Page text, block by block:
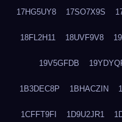
17HG5UY8 17SO7X9S
18FL2H11 18UVF9V8
19V5GFDB
1B3DEC8P 1BHACZIN
1CFFT9FI 1D9U2JR1